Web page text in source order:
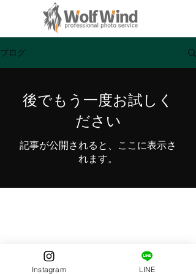
ブログ
後でもう一度お試しく
ださい
記事が公開されると、ここに表示さ
れます。
Instagram LINE